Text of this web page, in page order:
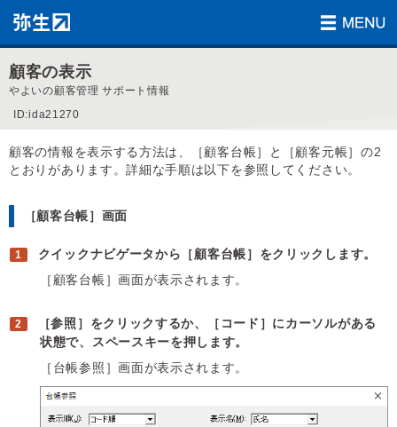
顧客の表示
やよいの顧客管理 サポート情報
ID:ida21270
顧客の情報を表示する方法は、［顧客台帳］と［顧客元帳］の2
とおりがあります。詳細な手順は以下を参照してください。
［顧客台帳］画面
クイックナビゲータから［顧客台帳］をクリックします。
［顧客台帳］画面が表示されます。
［参照］をクリックするか、［コード］にカーソルがある
状態で、スペースキーを押します。
［台帳参照］画面が表示されます。